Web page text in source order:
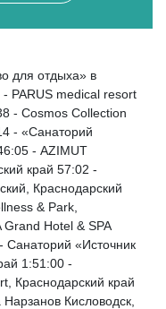
для отдыха» в
PARUS medical resort
- Cosmos Collection
- «Санаторий
- AZIMUT
край 57:02 -
Краснодарский
& Park,
Hotel & SPA
Санаторий «Источник
1:51:00 -
Краснодарский край
Кисловодск,